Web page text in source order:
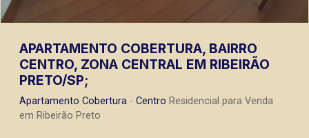
APARTAMENTO COBERTURA, BAIRRO
CENTRO, ZONA CENTRAL EM RIBEIRÃO
PRETO/SP;
Apartamento Cobertura - Centro Residencial para Venda
em Ribeirão Preto